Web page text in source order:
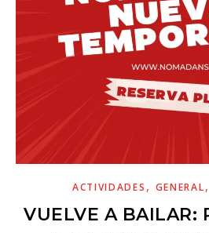
ACTIVIDADES , GENERAL,
VUELVE A BAILAR: